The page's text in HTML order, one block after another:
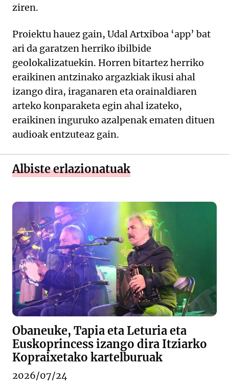
ziren.
Proiektu hauez gain, Udal Artxiboa ‘app’ bat
ari da garatzen herriko ibilbide
geolokalizatuekin. Horren bitartez herriko
eraikinen antzinako argazkiak ikusi ahal
izango dira, iraganaren eta orainaldiaren
arteko konparaketa egin ahal izateko,
eraikinen inguruko azalpenak ematen dituen
audioak entzuteaz gain.
Albiste erlazionatuak
Obaneuke, Tapia eta Leturia eta
Euskoprincess izango dira Itziarko
Kopraixetako kartelburuak
2026/07/24